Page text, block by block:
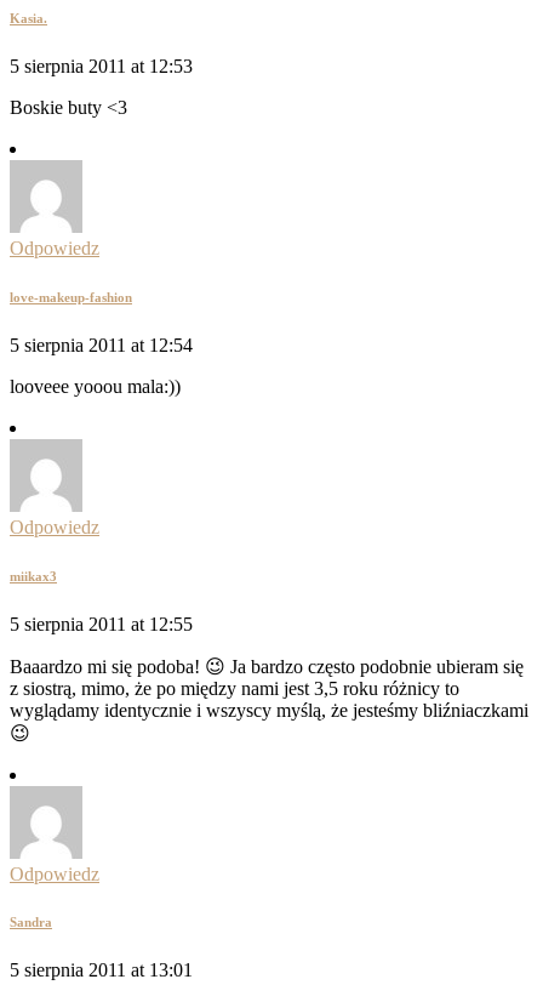
Kasia.
5 sierpnia 2011 at 12:53
Boskie buty <3
Odpowiedz
love-makeup-fashion
5 sierpnia 2011 at 12:54
looveee yooou mala:))
Odpowiedz
miikax3
5 sierpnia 2011 at 12:55
Baaardzo mi się podoba! 😉 Ja bardzo często podobnie ubieram się
z siostrą, mimo, że po między nami jest 3,5 roku różnicy to
wyglądamy identycznie i wszyscy myślą, że jesteśmy bliźniaczkami
😉
Odpowiedz
Sandra
5 sierpnia 2011 at 13:01